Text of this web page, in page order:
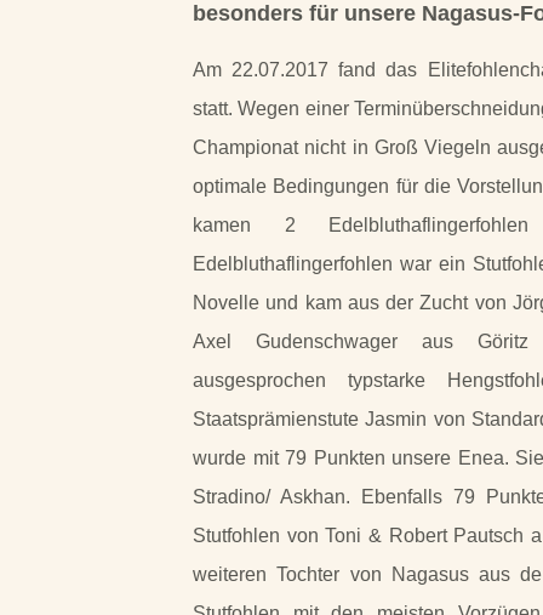
besonders für unsere Nagasus-
Am 22.07.2017 fand das
statt. Wegen einer
Championat nicht in Groß Viegeln
optimale Bedingungen für die
kamen 2
Edelbluthaflingerfohlen war ein
Novelle und kam aus der Zucht von
Axel Gudenschwager aus Göritz
ausgesprochen typstarke
Staatsprämienstute Jasmin von
wurde mit 79 Punkten unsere Enea.
Stradino/ Askhan. Ebenfalls 79
Stutfohlen von Toni & Robert Pautsch
weiteren Tochter von Nagasus aus